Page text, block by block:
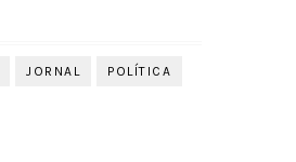
JORNAL POLÍTICA